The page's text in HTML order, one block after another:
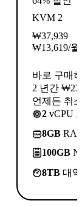
KVM 2
₩37,939
₩13,619/월
바로 구매
2 년간
언제든 취
2 vCPU
8GB
100GB
8TB 대